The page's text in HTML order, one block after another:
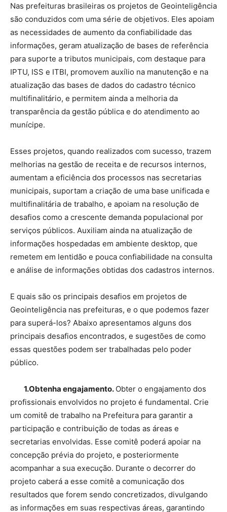
Nas prefeituras brasileiras os projetos de Geointeligência
são conduzidos com uma série de objetivos. Eles apoiam
as necessidades de aumento da confiabilidade das
informações, geram atualização de bases de referência
para suporte a tributos municipais, com destaque para
IPTU, ISS e ITBI, promovem auxílio na manutenção e na
atualização das bases de dados do cadastro técnico
multifinalitário, e permitem ainda a melhoria da
transparência da gestão pública e do atendimento ao
munícipe.
Esses projetos, quando realizados com sucesso, trazem
melhorias na gestão de receita e de recursos internos,
aumentam a eficiência dos processos nas secretarias
municipais, suportam a criação de uma base unificada e
multifinalitária de trabalho, e apoiam na resolução de
desafios como a crescente demanda populacional por
serviços públicos. Auxiliam ainda na atualização de
informações hospedadas em ambiente desktop, que
remetem em lentidão e pouca confiabilidade na consulta
e análise de informações obtidas dos cadastros internos.
E quais são os principais desafios em projetos de
Geointeligência nas prefeituras, e o que podemos fazer
para superá-los? Abaixo apresentamos alguns dos
principais desafios encontrados, e sugestões de como
essas questões podem ser trabalhadas pelo poder
público.
1.Obtenha engajamento. Obter o engajamento dos
profissionais envolvidos no projeto é fundamental. Crie
um comitê de trabalho na Prefeitura para garantir a
participação e contribuição de todas as áreas e
secretarias envolvidas. Esse comitê poderá apoiar na
concepção prévia do projeto, e posteriormente
acompanhar a sua execução. Durante o decorrer do
projeto caberá a esse comitê a comunicação dos
resultados que forem sendo concretizados, divulgando
as informações em suas respectivas áreas, garantindo